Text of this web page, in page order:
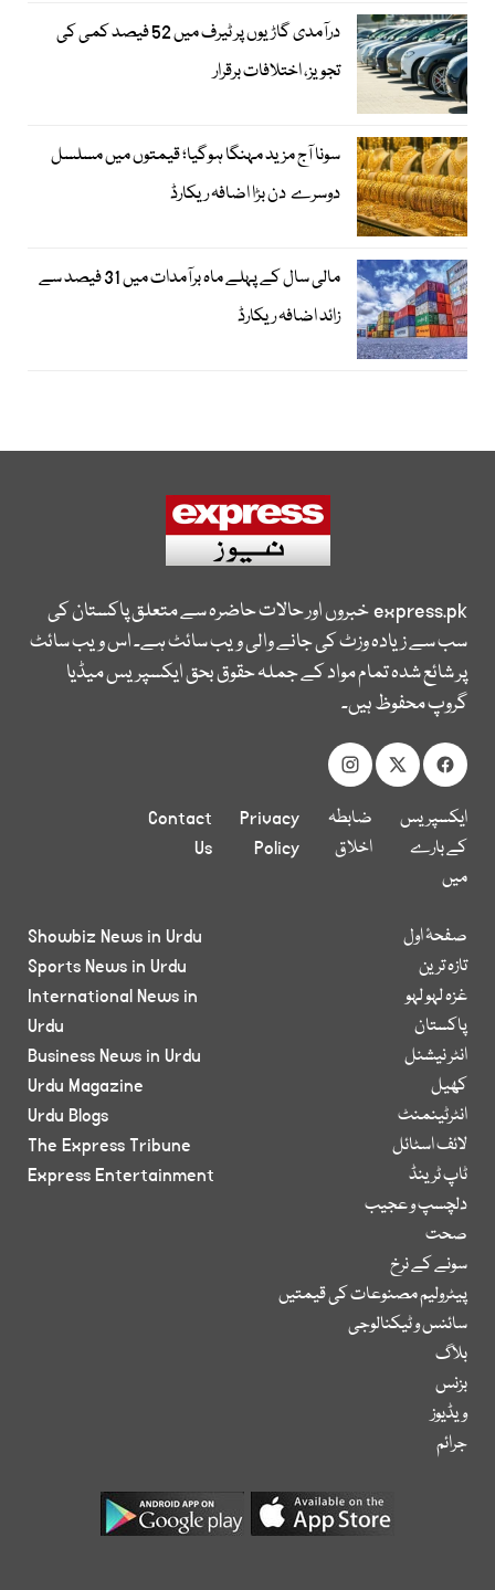
درآمدی گاڑیوں پر ٹیرف میں 52 فیصد کمی کی
تجویز، اختلافات برقرار
سونا آج مزید مہنگا ہوگیا؛ قیمتوں میں مسلسل
دوسرے دن بڑا اضافہ ریکارڈ
مالی سال کے پہلے ماہ برآمدات میں 31 فیصد سے
زائد اضافہ ریکارڈ
express.pkخبروں اور حالات حاضرہ سے متعلق پاکستان کی
سب سے زیادہ وزٹ کی جانے والی ویب سائٹ ہے۔ اس ویب سائٹ
پر شائع شدہ تمام مواد کے جملہ حقوق بحق ایکسپریس میڈیا
گروپ محفوظ ہیں۔
ایکسپریس
کے بارے
میں
ضابطہ
اخلاق
Privacy
Policy
Contact
Us
صفحۂ اول
تازہ ترین
غزہ لہو لہو
پاکستان
انٹر نیشنل
کھیل
انٹرٹینمنٹ
لائف اسٹائل
ٹاپ ٹرینڈ
دلچسپ و عجیب
صحت
سونے کے نرخ
پیٹرولیم مصنوعات کی قیمتیں
سائنس و ٹیکنالوجی
بلاگ
بزنس
ویڈیوز
جرائم
Showbiz News in Urdu
Sports News in Urdu
International News in
Urdu
Business News in Urdu
Urdu Magazine
Urdu Blogs
The Express Tribune
Express Entertainment